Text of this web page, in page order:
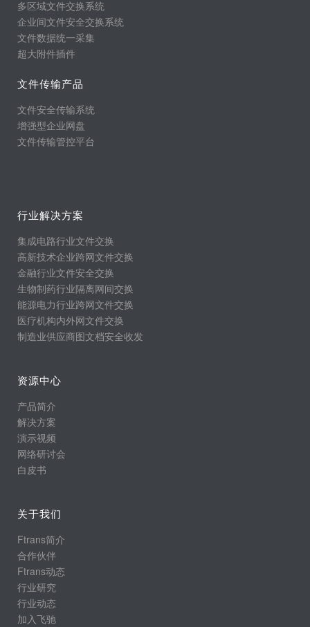
多区域文件交换系统
企业间文件安全交换系统
文件数据统一采集
超大附件插件
文件传输产品
文件安全传输系统
增强型企业网盘
文件传输管控平台
行业解决方案
集成电路行业文件交换
高新技术企业跨网文件交换
金融行业文件安全交换
生物制药行业隔离网间交换
能源电力行业跨网文件交换
医疗机构内外网文件交换
制造业供应商图文档安全收发
资源中心
产品简介
解决方案
演示视频
网络研讨会
白皮书
关于我们
Ftrans简介
合作伙伴
Ftrans动态
行业研究
行业动态
加入飞驰